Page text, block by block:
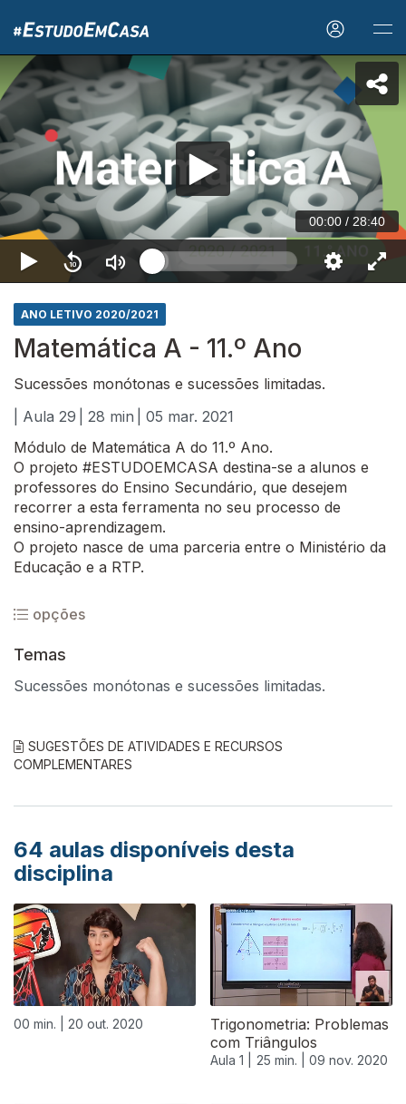
00:00 / 28:40
ANO LETIVO 2020/2021
Matemática A - 11.º Ano
Sucessões monótonas e sucessões limitadas.
| Aula 29
| 28 min
| 05 mar. 2021
Módulo de Matemática A do 11.º Ano.
O projeto #ESTUDOEMCASA destina-se a alunos e
professores do Ensino Secundário, que desejem
recorrer a esta ferramenta no seu processo de
ensino-aprendizagem.
O projeto nasce de uma parceria entre o Ministério da
Educação e a RTP.
opções
Temas
Sucessões monótonas e sucessões limitadas.
SUGESTÕES DE ATIVIDADES E RECURSOS
COMPLEMENTARES
64 aulas disponíveis desta
disciplina
00 min. | 20 out. 2020
Trigonometria: Problemas
com Triângulos
Aula 1 | 25 min. | 09 nov. 2020